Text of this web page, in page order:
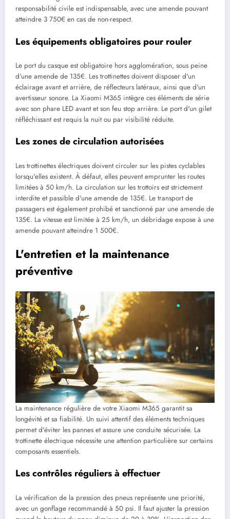
responsabilité civile est indispensable, avec une amende pouvant
atteindre 3 750€ en cas de non-respect.
Les équipements obligatoires pour rouler
Le port du casque est obligatoire hors agglomération, sous peine
d'une amende de 135€. Les trottinettes doivent disposer d'un
éclairage avant et arrière, de réflecteurs latéraux, ainsi que d'un
avertisseur sonore. La Xiaomi M365 intègre ces éléments de série
avec son phare LED avant et son feu stop arrière. Le port d'un gilet
réfléchissant est requis la nuit ou par visibilité réduite.
Les zones de circulation autorisées
Les trottinettes électriques doivent circuler sur les pistes cyclables
lorsqu'elles existent. À défaut, elles peuvent emprunter les routes
limitées à 50 km/h. La circulation sur les trottoirs est strictement
interdite et passible d'une amende de 135€. Le transport de
passagers est également prohibé et sanctionné par une amende de
135€. La vitesse est limitée à 25 km/h, un débridage expose à une
amende pouvant atteindre 1 500€.
L'entretien et la maintenance
préventive
La maintenance régulière de votre Xiaomi M365 garantit sa
longévité et sa fiabilité. Un suivi attentif des éléments techniques
permet d'éviter les pannes et assure une conduite sécurisée. La
trottinette électrique nécessite une attention particulière sur certains
composants essentiels.
Les contrôles réguliers à effectuer
La vérification de la pression des pneus représente une priorité,
avec un gonflage recommandé à 50 psi. Il faut ajuster la pression